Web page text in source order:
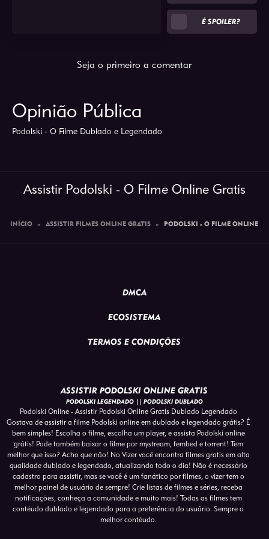
É SPOILER?
Seja o primeiro a comentar
Opinião Pública
Podolski - O Filme Dublado e Legendado
Assistir Podolski - O Filme Online Gratis
INÍCIO » ASSISTIR FILMES ONLINE GRATIS » PODOLSKI - O FILME ONLINE
DMCA
ECOSISTEMA
TERMOS E CONDIÇÕES
ASSISTIR PODOLSKI ONLINE GRATIS
PODOLSKI LEGENDADO || PODOLSKI DUBLADO
Podolski Online - Assistir Podolski Online Gratis Dublado Legendado
Gostava de assistir a filme Podolski online em dublado e legendado grátis? É
bem simples! Escolha o filme, escolha um player, e assista Podolski online
grátis! Pode também baixar o filme por mystream, fembed e torrent! Tem
melhor que isso? Acho que não! No Vizer você encontra filmes gratis em alta
qualidade dublado e legendado, atualizando todo o dia! Não é necessário
cadastro para assistir, mas se você é um fanático por filmes, o vizer tem o
melhor painel de usuário de sempre! Crie listas de filmes e séries, receba
notificações, conheça a comunidade e muito mais! Todas as filmes tem
contéudo dublado e legendado para a preferência do usuário. Sempre o
melhor contéudo.